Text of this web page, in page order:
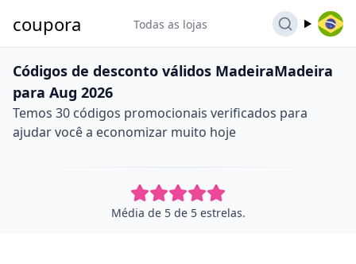
coupora Todas as lojas
Códigos de desconto válidos MadeiraMadeira
para Aug 2026
Temos 30 códigos promocionais verificados para
ajudar você a economizar muito hoje
Média de 5 de 5 estrelas.